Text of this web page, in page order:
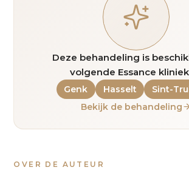
Deze behandeling is
volgende Essance
Genk Hasselt
Sint-
Bekijk de behandeling
OVER DE AUTEUR